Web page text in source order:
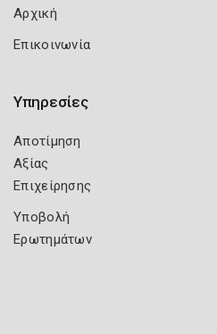
Αρχική
Επικοινωνία
Υπηρεσίες
Αποτίμηση
Αξίας
Επιχείρησης
Υποβολή
Ερωτημάτων